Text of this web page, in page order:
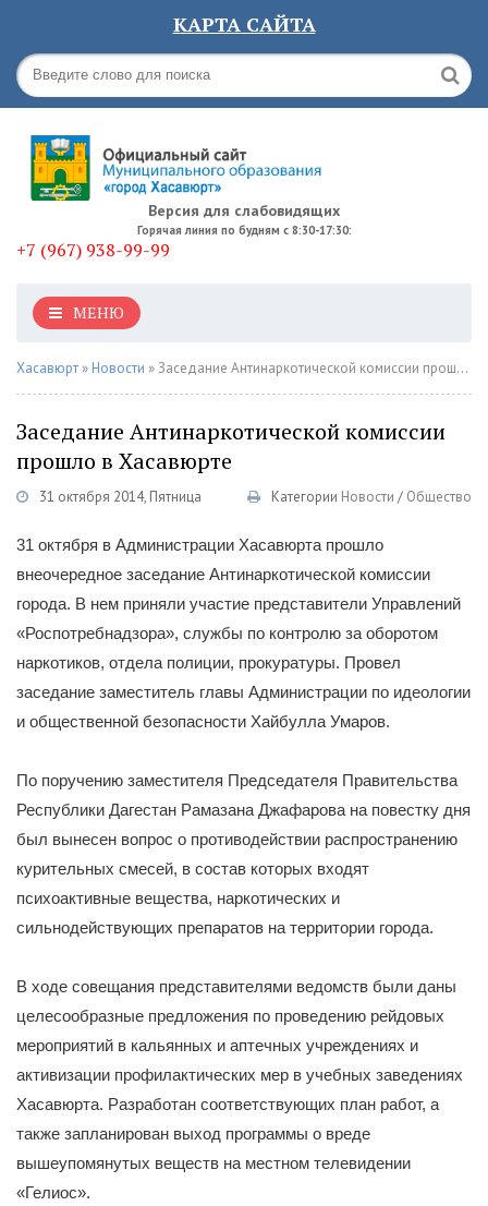
КАРТА САЙТА
Версия для слабовидящих
Горячая линия по будням с 8:30-17:30:
+7 (967) 938-99-99
МЕНЮ
Хасавюрт » Новости » Заседание Антинаркотической комиссии прошло в Хасавюрте
Заседание Антинаркотической комиссии
прошло в Хасавюрте
31 октября 2014, Пятница Категории Новости / Общество
31 октября в Администрации Хасавюрта прошло
внеочередное заседание Антинаркотической комиссии
города. В нем приняли участие представители Управлений
«Роспотребнадзора», службы по контролю за оборотом
наркотиков, отдела полиции, прокуратуры. Провел
заседание заместитель главы Администрации по идеологии
и общественной безопасности Хайбулла Умаров.
По поручению заместителя Председателя Правительства
Республики Дагестан Рамазана Джафарова на повестку дня
был вынесен вопрос о противодействии распространению
курительных смесей, в состав которых входят
психоактивные вещества, наркотических и
сильнодействующих препаратов на территории города.
В ходе совещания представителями ведомств были даны
целесообразные предложения по проведению рейдовых
мероприятий в кальянных и аптечных учреждениях и
активизации профилактических мер в учебных заведениях
Хасавюрта. Разработан соответствующих план работ, а
также запланирован выход программы о вреде
вышеупомянутых веществ на местном телевидении
«Гелиос».